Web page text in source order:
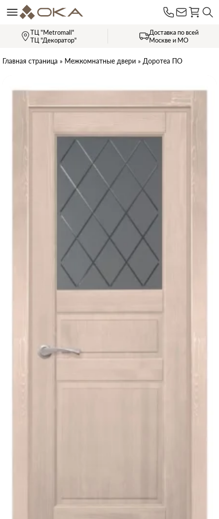
ТЦ "Metromall"
ТЦ "Декоратор"
Доставка по всей
Москве и МО
Главная страница » Межкомнатные двери » Доротеа ПО